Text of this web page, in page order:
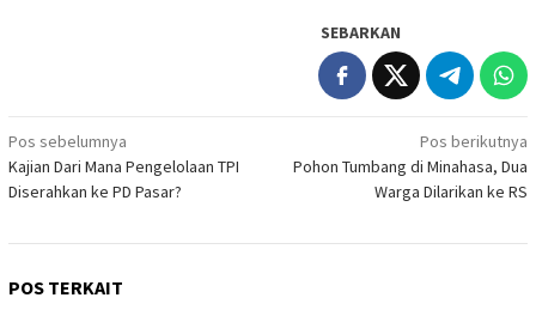
SEBARKAN
Navigasi
pos
Pos sebelumnya
Kajian Dari Mana Pengelolaan TPI
Diserahkan ke PD Pasar?
Pos berikutnya
Pohon Tumbang di Minahasa, Dua
Warga Dilarikan ke RS
POS TERKAIT